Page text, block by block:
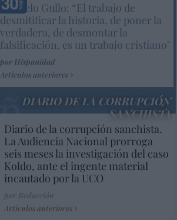
Marcelo Gullo: “El trabajo de
desmitificar la historia, de poner la
verdadera, de desmontar la
falsificación, es un trabajo cristiano"
por Hispanidad
Artículos anteriores
DIARIO DE LA CORRUPCIÓN
SANCHISTA
Diario de la corrupción sanchista.
La Audiencia Nacional prorroga
seis meses la investigación del caso
Koldo, ante el ingente material
incautado por la UCO
Artículos anteriores